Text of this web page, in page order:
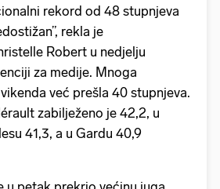
rekord od 48 stupnjeva
rekla je
Robert u nedjelju
za medije. Mnoga
već prešla 40 stupnjeva.
zabilježeno je 42,2, u
41,3, a u Gardu 40,9